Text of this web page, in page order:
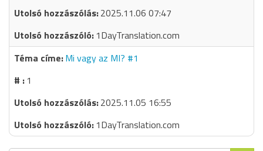
2025.11.06 07:47
1DayTranslation.com
Mi vagy az MI? #1
1
2025.11.05 16:55
1DayTranslation.com